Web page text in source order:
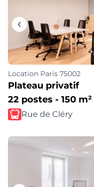
Location Paris 75002
Plateau privatif
22 postes - 150 m²
Rue de Cléry